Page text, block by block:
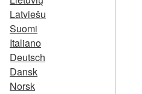
Latviešu
Suomi
Italiano
Deutsch
Dansk
Norsk